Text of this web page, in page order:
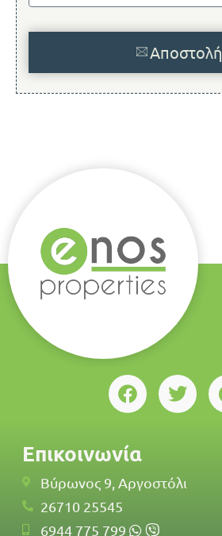
Αποστολή
Επικοινωνία
Βύρωνος 9, Αργοστόλι
26710 25545
6944 775 799